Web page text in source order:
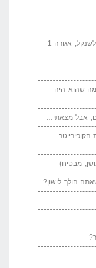
המדייה באייר הנבון: איך להפול שקל לשנקל; אגורה 1
מה שהוא היה
אבל מצאתי…
הקופירייטר
מבטיח)
הולך לישון?